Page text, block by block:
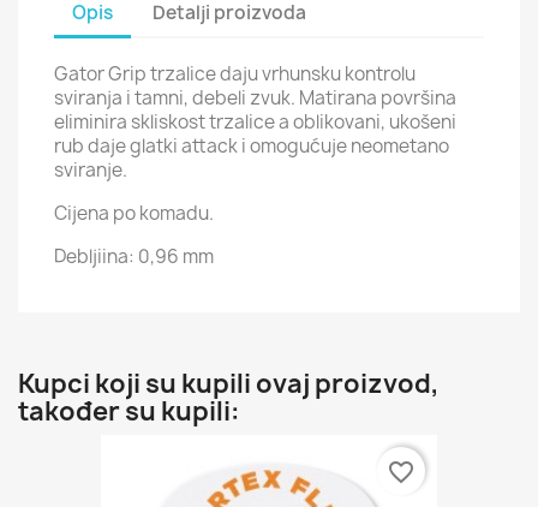
Opis Detalji proizvoda
Gator Grip trzalice daju vrhunsku kontrolu
sviranja i tamni, debeli zvuk. Matirana površina
eliminira skliskost trzalice a oblikovani, ukošeni
rub daje glatki attack i omogućuje neometano
sviranje.
Cijena po komadu.
Debljiina: 0,96 mm
Kupci koji su kupili ovaj proizvod,
također su kupili:
favorite_border